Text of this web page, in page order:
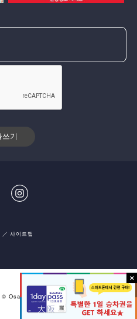
사이트맵
오사카시 고속전기궤도 주식회사
© Osaka Metro Co.,Ltd All rights reserved.